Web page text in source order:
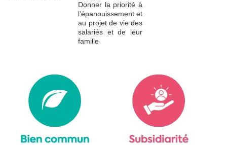
Donner la priorité à
l’épanouissement et
au projet de vie des
salariés et de leur
famille